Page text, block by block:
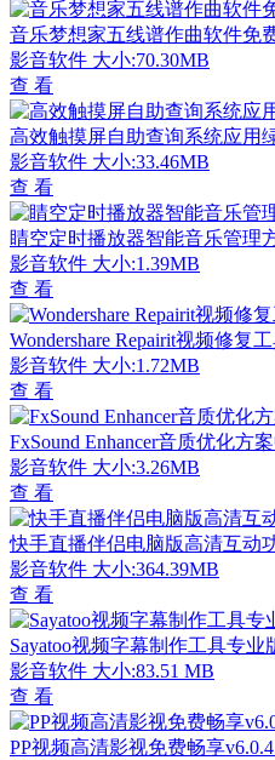
音乐梦想家五线谱作曲软件免
影音软件 大小:70.30MB
查 看
高效触摸屏自助查询系统应用
影音软件 大小:33.46MB
查 看
睛空定时播放器智能音乐管理
影音软件 大小:1.39MB
查 看
Wondershare Repairit视频修复
影音软件 大小:1.72MB
查 看
FxSound Enhancer音质优化方
影音软件 大小:3.26MB
查 看
快手直播伴侣电脑版高清互动
影音软件 大小:364.39MB
查 看
Sayatoo视频字幕制作工具专业
影音软件 大小:83.51 MB
查 看
PP视频高清影视免费畅享